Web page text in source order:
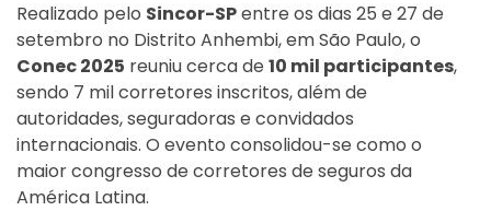
Realizado pelo Sincor-SPentre os dias 25 e 27 de
setembro no Distrito Anhembi, em São Paulo, o
Conec 2025 reuniu cerca de 10 mil participantes,
sendo 7 mil corretores inscritos, além de
autoridades, seguradoras e convidados
internacionais. O evento consolidou-se como o
maior congresso de corretores de seguros da
América Latina.